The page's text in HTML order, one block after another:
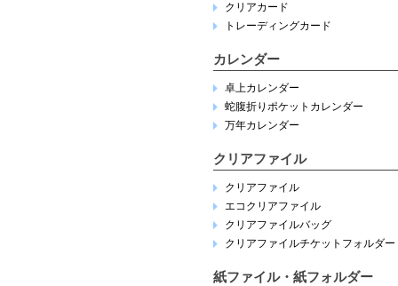
クリアカード
トレーディングカード
カレンダー
卓上カレンダー
蛇腹折りポケットカレンダー
万年カレンダー
クリアファイル
クリアファイル
エコクリアファイル
クリアファイルバッグ
クリアファイルチケットフォルダー
紙ファイル・紙フォルダー